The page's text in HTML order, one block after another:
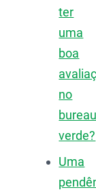
ter
uma
boa
no
bureau
verde?
Uma